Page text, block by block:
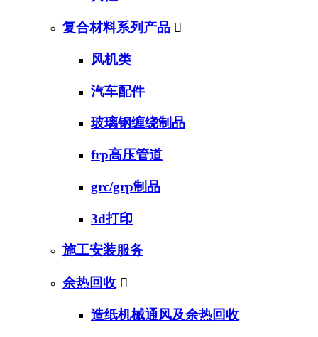
复合材料系列产品 
风机类
汽车配件
玻璃钢缠绕制品
frp高压管道
grc/grp制品
3d打印
施工安装服务
余热回收 
造纸机械通风及余热回收